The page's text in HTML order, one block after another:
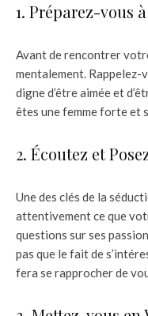
1. Préparez-vous
Avant de rencontrer
mentalement. Rappelez-
digne d’être aimée et
êtes une femme forte et
2. Écoutez et
Une des clés de la
attentivement ce que
questions sur ses
pas que le fait de
fera se rapprocher de